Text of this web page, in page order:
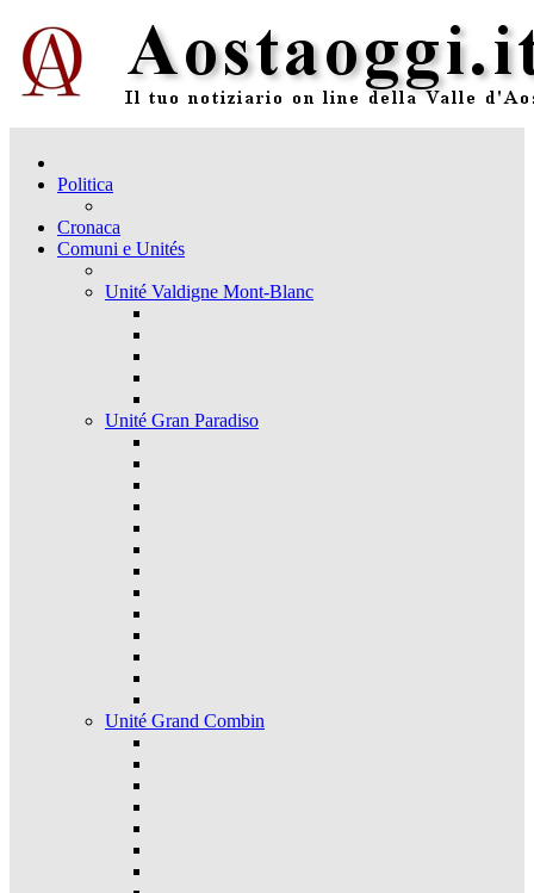
Politica
Cronaca
Comuni e Unités
Unité Valdigne Mont-Blanc
Unité Gran Paradiso
Unité Grand Combin